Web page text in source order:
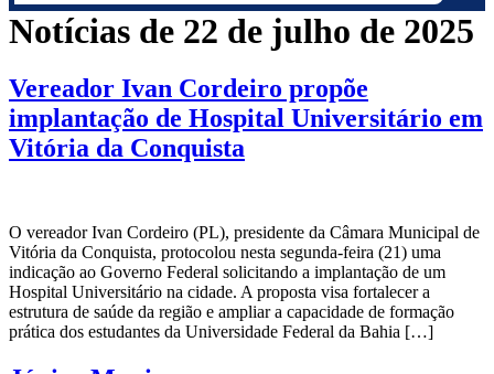
Notícias de 22 de julho de 2025
Vereador Ivan Cordeiro propõe
implantação de Hospital Universitário em
Vitória da Conquista
O vereador Ivan Cordeiro (PL), presidente da Câmara Municipal de
Vitória da Conquista, protocolou nesta segunda-feira (21) uma
indicação ao Governo Federal solicitando a implantação de um
Hospital Universitário na cidade. A proposta visa fortalecer a
estrutura de saúde da região e ampliar a capacidade de formação
prática dos estudantes da Universidade Federal da Bahia […]